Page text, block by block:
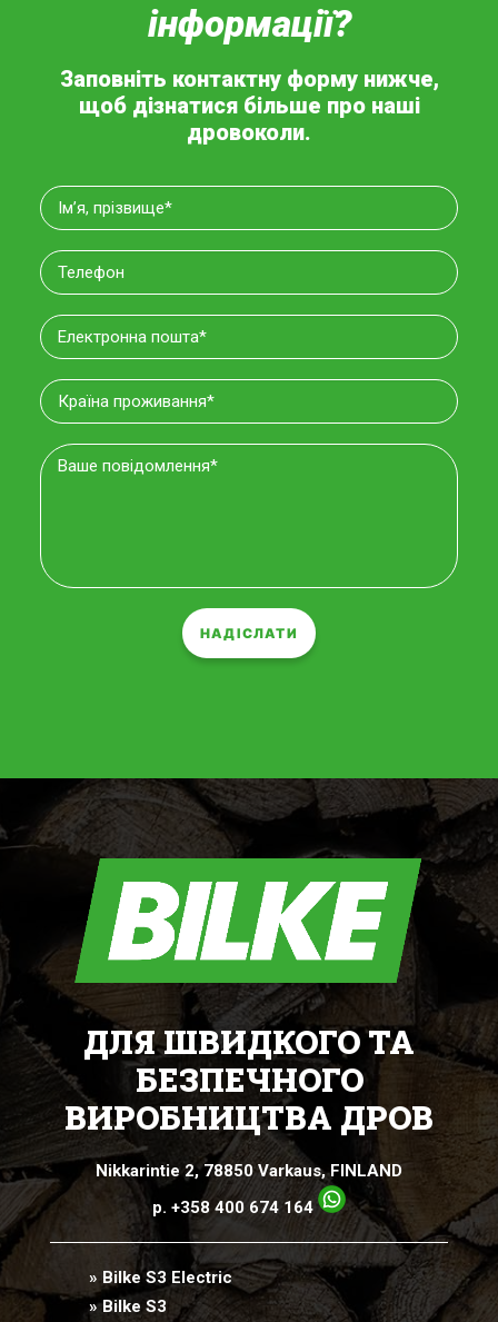
інформації?
Заповніть контактну форму нижче,
щоб дізнатися більше про наші
дровоколи.
ДЛЯ ШВИДКОГО ТА
БЕЗПЕЧНОГО
ВИРОБНИЦТВА ДРОВ
Nikkarintie 2, 78850 Varkaus, FINLAND
p. +358 400 674 164
» Bilke S3 Electric
» Bilke S3